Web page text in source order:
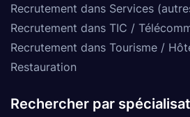
Recrutement dans Services
Recrutement dans TIC /
Recrutement dans Tourisme /
Restauration
Rechercher par